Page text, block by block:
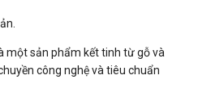
một sản phẩm kết tinh từ gỗ và
công nghệ và tiêu chuẩn